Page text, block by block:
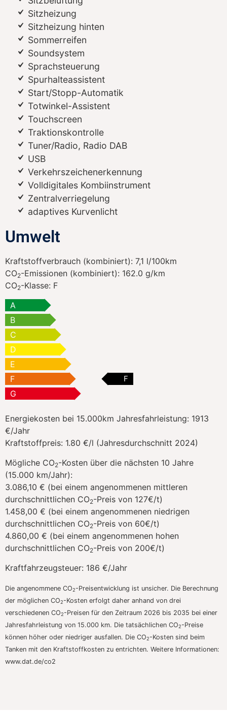
Sitzheizung
Sitzheizung hinten
Sommerreifen
Soundsystem
Sprachsteuerung
Spurhalteassistent
Start/Stopp-Automatik
Totwinkel-Assistent
Touchscreen
Traktionskontrolle
Tuner/Radio, Radio DAB
USB
Verkehrszeichenerkennung
Volldigitales Kombiinstrument
Zentralverriegelung
adaptives Kurvenlicht
Umwelt
Kraftstoffverbrauch (kombiniert): 7,1 l/100km
CO2-Emissionen (kombiniert): 162.0 g/km
CO2-Klasse: F
A
B
C
D
E
F
F
G
Energiekosten bei 15.000km Jahresfahrleistung: 1913
€/Jahr
Kraftstoffpreis: 1.80 €/l (Jahresdurchschnitt 2024)
Mögliche CO2-Kosten über die nächsten 10 Jahre
(15.000 km/Jahr):
3.086,10 € (bei einem angenommenen mittleren
durchschnittlichen CO2-Preis von 127€/t)
1.458,00 € (bei einem angenommenen niedrigen
durchschnittlichen CO2-Preis von 60€/t)
4.860,00 € (bei einem angenommenen hohen
durchschnittlichen CO2-Preis von 200€/t)
Kraftfahrzeugsteuer: 186 €/Jahr
Die angenommene CO2-Preisentwicklung ist unsicher. Die Berechnung
der möglichen CO2-Kosten erfolgt daher anhand von drei
verschiedenen CO2-Preisen für den Zeitraum 2026 bis 2035 bei einer
Jahresfahrleistung von 15.000 km. Die tatsächlichen CO2-Preise
können höher oder niedriger ausfallen. Die CO2-Kosten sind beim
Tanken mit den Kraftstoffkosten zu entrichten. Weitere Informationen:
www.dat.de/co2